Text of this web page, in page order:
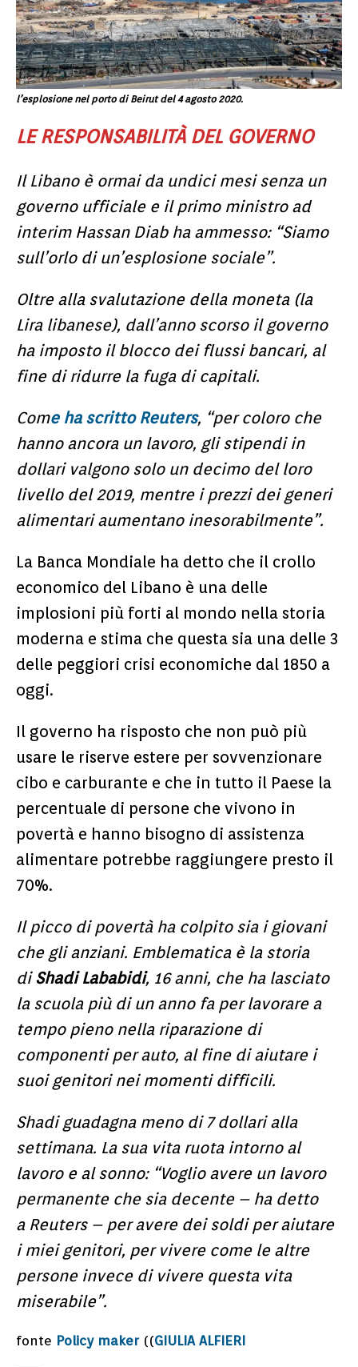
l’esplosione nel porto di Beirut del 4 agosto 2020.
LE RESPONSABILITÀ DEL GOVERNO
Il Libano è ormai da undici mesi senza un
governo ufficiale e il primo ministro ad
interim Hassan Diab ha ammesso: “Siamo
sull’orlo di un’esplosione sociale”.
Oltre alla svalutazione della moneta (la
Lira libanese), dall’anno scorso il governo
ha imposto il blocco dei flussi bancari, al
fine di ridurre la fuga di capitali.
Come ha scritto Reuters, “per coloro che
hanno ancora un lavoro, gli stipendi in
dollari valgono solo un decimo del loro
livello del 2019, mentre i prezzi dei generi
alimentari aumentano inesorabilmente”.
La Banca Mondiale ha detto che il crollo
economico del Libano è una delle
implosioni più forti al mondo nella storia
moderna e stima che questa sia una delle 3
delle peggiori crisi economiche dal 1850 a
oggi.
Il governo ha risposto che non può più
usare le riserve estere per sovvenzionare
cibo e carburante e che in tutto il Paese la
percentuale di persone che vivono in
povertà e hanno bisogno di assistenza
alimentare potrebbe raggiungere presto il
70%.
Il picco di povertà ha colpito sia i giovani
che gli anziani. Emblematica è la storia
diShadi Lababidi, 16 anni, che ha lasciato
la scuola più di un anno fa per lavorare a
tempo pieno nella riparazione di
componenti per auto, al fine di aiutare i
suoi genitori nei momenti difficili.
Shadi guadagna meno di 7 dollari alla
settimana. La sua vita ruota intorno al
lavoro e al sonno: “Voglio avere un lavoro
permanente che sia decente – ha detto
a Reuters – per avere dei soldi per aiutare
i miei genitori, per vivere come le altre
persone invece di vivere questa vita
miserabile”.
fonte Policy maker ((GIULIA ALFIERI